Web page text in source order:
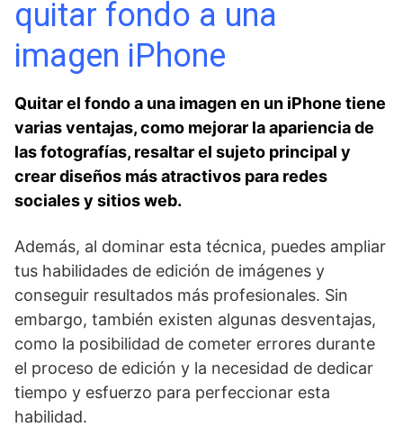
quitar fondo a ⁤una
imagen iPhone
Quitar el fondo a‍ una imagen‌ en un iPhone tiene
varias⁢ ventajas, ‌como mejorar la ⁣apariencia de
las fotografías, resaltar el sujeto principal y
crear diseños más atractivos para redes
sociales y sitios​ web.
Además, al dominar esta técnica, puedes ampliar
tus habilidades de edición de imágenes y
conseguir resultados más profesionales. Sin
embargo, también existen algunas desventajas,
como la posibilidad de cometer errores durante
el⁤ proceso de edición y la necesidad de dedicar
tiempo y esfuerzo para perfeccionar esta
habilidad.